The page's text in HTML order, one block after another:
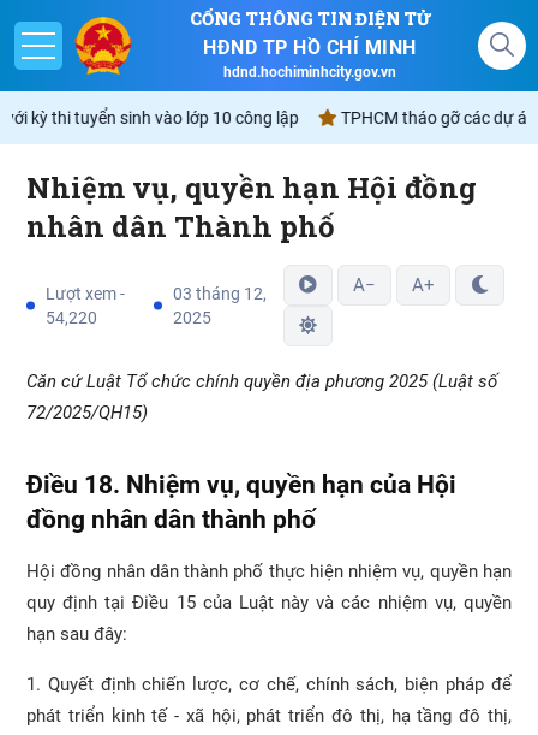
Giới thiệu
Lịch
Góp ý - Phản ánh
CỔNG THÔNG TIN ĐIỆN TỬ
HĐND TP HỒ CHÍ MINH
hdnd.hochiminhcity.gov.vn
thi tuyển sinh vào lớp 10 công lập TPHCM tháo gỡ các dự án
Nhiệm vụ, quyền hạn Hội đồng
nhân dân Thành phố
Lượt xem -
54,220
03 tháng 12,
2025
A− A+
Căn cứ Luật Tổ chức chính quyền địa phương 2025 (Luật số
72/2025/QH15)
Điều 18. Nhiệm vụ, quyền hạn của Hội
đồng nhân dân thành phố
Hội đồng nhân dân thành phố thực hiện nhiệm vụ, quyền hạn
quy định tại Điều 15 của Luật này và các nhiệm vụ, quyền
hạn sau đây:
1. Quyết định chiến lược, cơ chế, chính sách, biện pháp để
phát triển kinh tế - xã hội, phát triển đô thị, hạ tầng đô thị,